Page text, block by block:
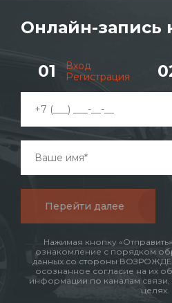
Онлайн-запись
Вход
Регистрация
Перейти далее
Нажимая кнопку
ознакомление с порядком
данных со стороны
осознанное согласие на их
информации по каналам связи,
целях.